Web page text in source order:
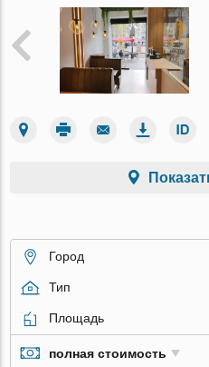
Город
Тип
Площадь
полная стоимость